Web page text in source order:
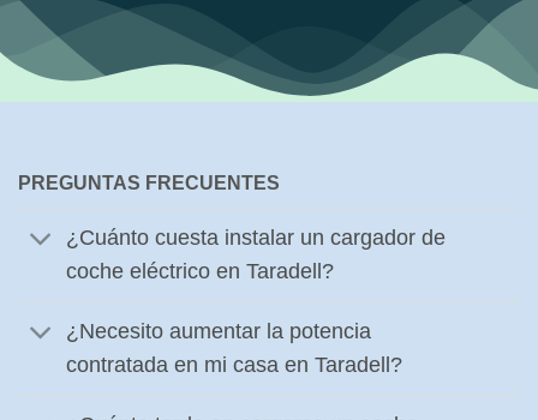
PREGUNTAS FRECUENTES
¿Cuánto cuesta instalar un cargador de
coche eléctrico en Taradell?
¿Necesito aumentar la potencia
contratada en mi casa en Taradell?